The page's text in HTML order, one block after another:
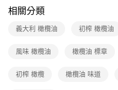
相關分類
義大利 橄欖油 初榨 橄欖油
風味 橄欖油 橄欖油 標章
初榨 橄欖 橄欖油 味道